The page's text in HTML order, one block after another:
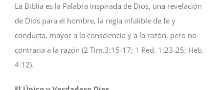
La Biblia es la Palabra inspirada de Dios, una revelación
de Dios para el hombre, la regla infalible de fe y
conducta, mayor a la consciencia y a la razón, pero no
contraria a la razón (2 Tim.3:15-17; 1 Ped. 1:23-25; Heb.
4:12).